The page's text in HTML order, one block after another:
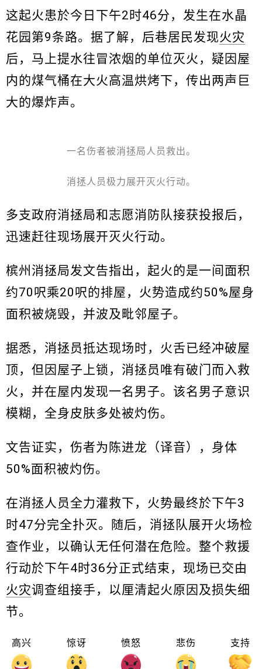
这起火患於今日下午2时46分，发生在水晶
花园第9条路。据了解，后巷居民发现火灾
后，马上提水往冒浓烟的单位灭火，疑因屋
内的煤气桶在大火高温烘烤下，传出两声巨
大的爆炸声。
一名伤者被消拯局人员救出。
消拯人员极力展开灭火行动。
多支政府消拯局和志愿消防队接获投报后，
迅速赶往现场展开灭火行动。
槟州消拯局发文告指出，起火的是一间面积
约70呎乘20呎的排屋，火势造成约50%屋身
面积被烧毁，并波及毗邻屋子。
据悉，消拯员抵达现场时，火舌已经冲破屋
顶，但因屋子上锁，消拯员唯有破门而入救
火，并在屋内发现一名男子。该名男子意识
模糊，全身皮肤多处被灼伤。
文告证实，伤者为陈进龙（译音），身体
50%面积被灼伤。
在消拯人员全力灌救下，火势最终於下午3
时47分完全扑灭。随后，消拯队展开火场检
查作业，以确认无任何潜在危险。整个救援
行动於下午4时36分正式结束，现场已交由
火灾调查组接手，以厘清起火原因及损失细
节。
高兴 惊讶 愤怒 悲伤 支持